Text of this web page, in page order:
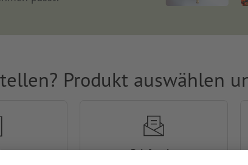
Produkt auswählen
Briefpapier